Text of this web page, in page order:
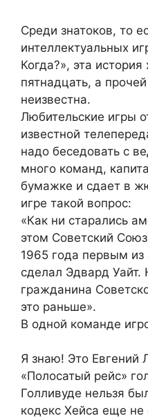
Среди знатоков, то
интеллектуальных
Когда?», эта
пятнадцать, а
неизвестна.
Любительские игры
известной
надо беседовать с
много команд,
бумажке и сдает в
игре такой вопрос:
«Как ни старались
этом Советский
1965 года первым из
сделал Эдвард
гражданина
это раньше».
В одной команде
Я знаю! Это Евгений
«Полосатый рейс»
Голливуде нельзя
кодекс Хейса еще